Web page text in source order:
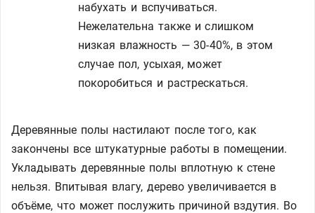
набухать и вспучиваться.
Нежелательна также и слишком
низкая влажность — 30-40%, в этом
случае пол, усыхая, может
покоробиться и растрескаться.
Деревянные полы настилают после того, как
закончены все штукатурные работы в помещении.
Укладывать деревянные полы вплотную к стене
нельзя. Впитывая влагу, дерево увеличивается в
объёме, что может послужить причиной вздутия. Во